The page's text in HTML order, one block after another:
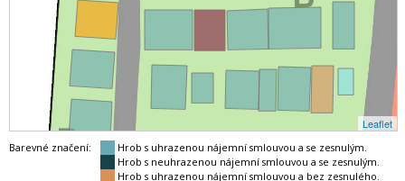
Leaflet
Barevné značení:
Hrob s uhrazenou nájemní smlouvou a se zesnulým.
Hrob s neuhrazenou nájemní smlouvou a se zesnulým.
Hrob s uhrazenou nájemní smlouvou a bez zesnulého.